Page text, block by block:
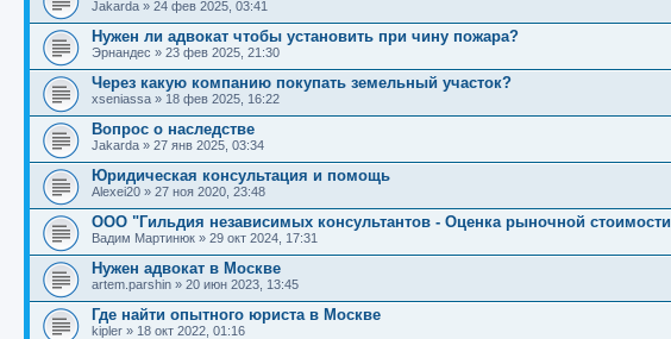
Jakarda » 24 фев 2025, 03:41
Нужен ли адвокат чтобы установить при чину пожара?
Эрнандес » 23 фев 2025, 21:30
Через какую компанию покупать земельный участок?
xseniassa » 18 фев 2025, 16:22
Вопрос о наследстве
Jakarda » 27 янв 2025, 03:34
Юридическая консультация и помощь
Alexei20 » 27 ноя 2020, 23:48
ООО "Гильдия независимых консультантов - Оценка рыночной стоимости
Вадим Мартинюк » 29 окт 2024, 17:31
Нужен адвокат в Москве
artem.parshin » 20 июн 2023, 13:45
Где найти опытного юриста в Москве
kipler » 18 окт 2022, 01:16